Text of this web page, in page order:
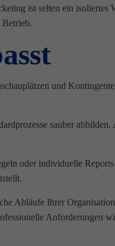
ist selten ein isoliertes
Betrieb.
und
sauber
oder individuelle
Abläufe Ihrer
Anforderungen